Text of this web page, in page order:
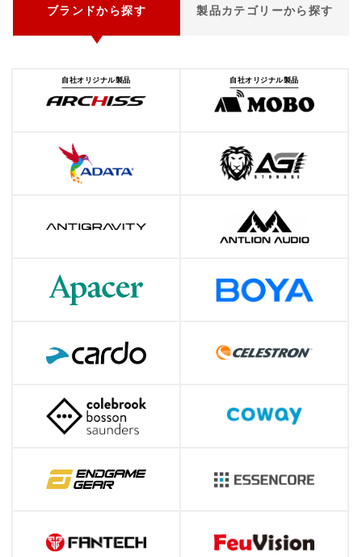
ブランドから探す 製品カテゴリーから探す
自社オリジナル製品 自社オリジナル製品